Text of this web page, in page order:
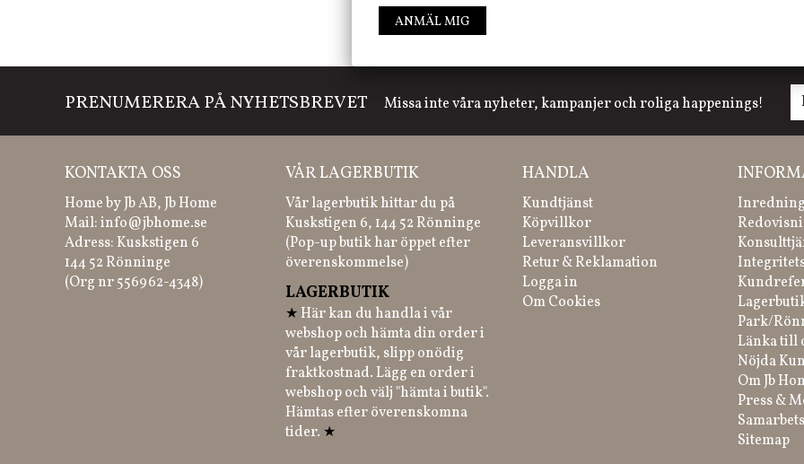
PRENUMERERA PÅ NYHETSBREVET Missa inte våra nyheter, kampanjer och roliga happenings!
KONTAKTA OSS
Home by Jb AB, Jb Home
Mail:info@jbhome.se
Adress: Kuskstigen 6
144 52 Rönninge
(Org nr 556962-4348)
VÅR LAGERBUTIK
Vår lagerbutik hittar du på
Kuskstigen 6, 144 52 Rönninge
(Pop-up butik har öppet efter
överenskommelse)
LAGERBUTIK
★ Här kan du handla i vår
webshop och hämta din order i
vår lagerbutik, slipp onödig
fraktkostnad. Lägg en order i
webshop och välj "hämta i butik".
Hämtas efter överenskomna
tider. ★
HANDLA
Kundtjänst
Köpvillkor
Leveransvillkor
Retur & Reklamation
Logga in
Om Cookies
Park/
Länka till
Nöjda
Om Jb
Press &
Sitemap
ANMÄL MIG